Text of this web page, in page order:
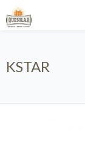
KSTAR